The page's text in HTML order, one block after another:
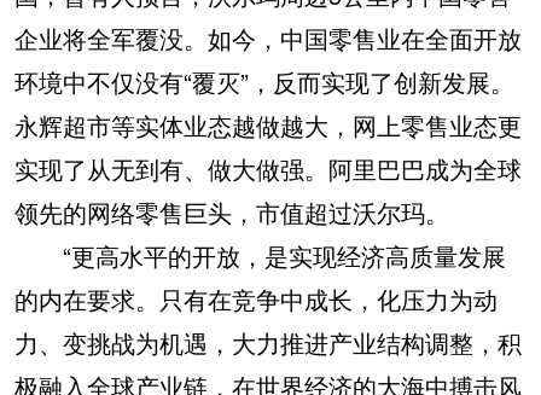
企业将全军覆没。如今，中国零售业在全面开放
环境中不仅没有“覆灭”，反而实现了创新发展。
永辉超市等实体业态越做越大，网上零售业态更
实现了从无到有、做大做强。阿里巴巴成为全球
领先的网络零售巨头，市值超过沃尔玛。
“更高水平的开放，是实现经济高质量发展
的内在要求。只有在竞争中成长，化压力为动
力、变挑战为机遇，大力推进产业结构调整，积
极融入全球产业链，在世界经济的大海中搏击风